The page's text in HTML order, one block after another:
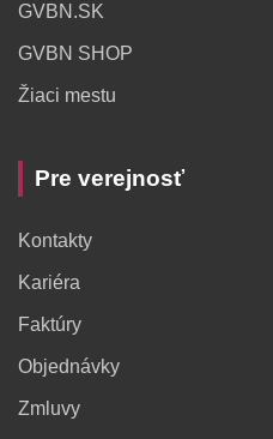
GVBN.SK
GVBN SHOP
Žiaci mestu
Pre verejnosť
Kontakty
Kariéra
Faktúry
Objednávky
Zmluvy